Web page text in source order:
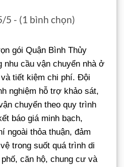
5 - (1 bình chọn)
gói Quận Bình Thủy
nhu cầu vận chuyển nhà ở
tiết kiệm chi phí. Đội
nghiệm hỗ trợ khảo sát,
chuyển theo quy trình
báo giá minh bạch,
ngoài thỏa thuận, đảm
trong suốt quá trình di
căn hộ, chung cư và